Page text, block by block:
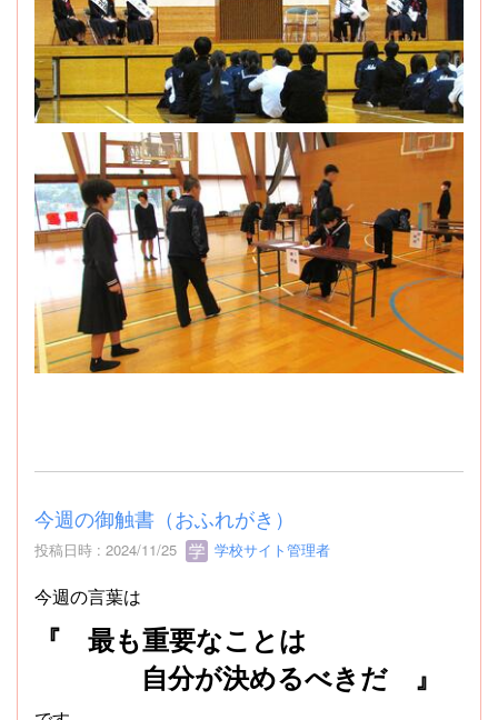
今週の御触書（おふれがき）
投稿日時 : 2024/11/25 学校サイト管理者
今週の言葉は
『 最も重要なことは
自分が決めるべきだ 』